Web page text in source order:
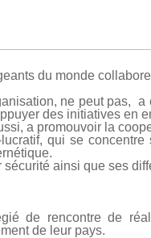
du monde
ne peut pas,
des initiatives en
a promouvoir la
qui se
ainsi que ses
de rencontre de
de leur pays.